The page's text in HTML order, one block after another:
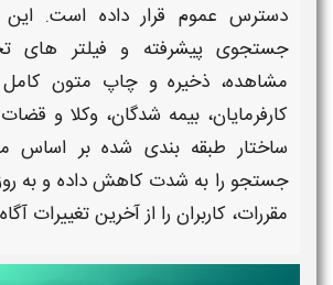
دسترس عموم قرار داده است. این
جستجوی پیشرفته و فیلتر های
مشاهده، ذخیره و چاپ متون کامل
کارفرمایان، بیمه شدگان، وکلا و
ساختار طبقه بندی شده بر اساس
جستجو را به شدت کاهش داده و به
مقررات، کاربران را از آخرین تغییرات